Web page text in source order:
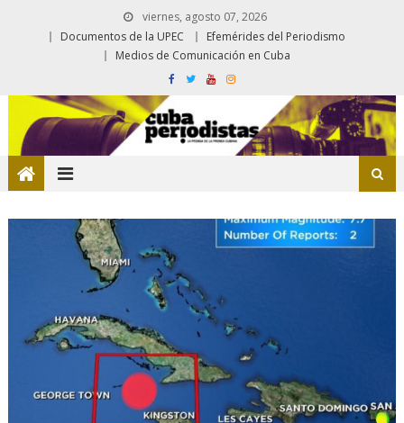
viernes, agosto 07, 2026
Documentos de la UPEC
Efemérides del Periodismo
Medios de Comunicación en Cuba